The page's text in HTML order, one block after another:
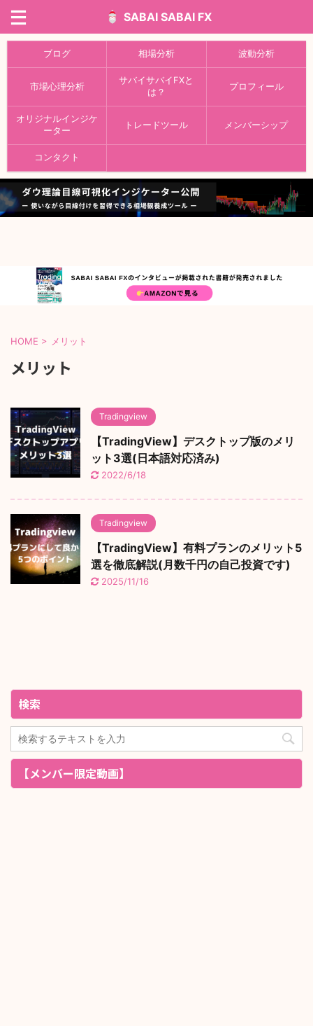
SABAI SABAI FX
ブログ 相場分析 波動分析
市場心理分析
サバイサバイFXと
は？
プロフィール
オリジナルインジケ
ーター
トレードツール メンバーシップ
コンタクト
HOME > メリット
メリット
Tradingview
【TradingView】デスクトップ版のメリ
ット3選(日本語対応済み)
2022/6/18
Tradingview
【TradingView】有料プランのメリット5
選を徹底解説(月数千円の自己投資です)
2025/11/16
検索
【メンバー限定動画】